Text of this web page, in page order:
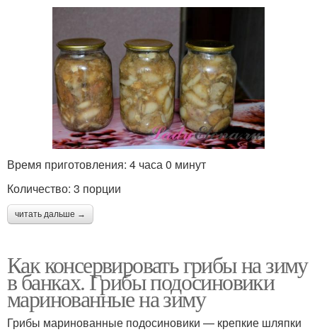
Время приготовления: 4 часа 0 минут
Количество: 3 порции
читать дальше →
Как консервировать грибы на зиму
в банках. Грибы подосиновики
маринованные на зиму
Грибы маринованные подосиновики — крепкие шляпки